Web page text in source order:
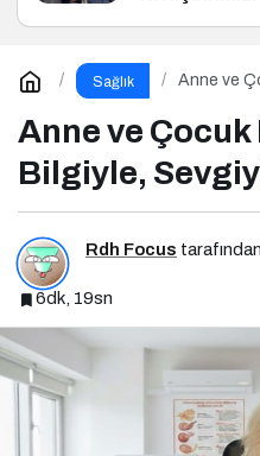
Sağlık
Anne ve
Anne ve Çocuk
Bilgiyle,
Rdh Focus
6dk, 19sn